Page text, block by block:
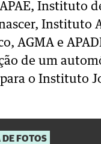
Instituto
Instituto
AGMA e
de um
o Instituto
FOTOS